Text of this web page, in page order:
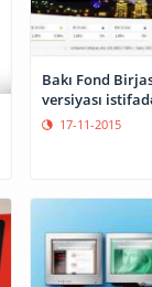
Bakı Fond
versiyası
17-11-2015